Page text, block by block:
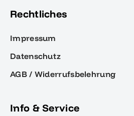
Rechtliches
Impressum
Datenschutz
AGB / Widerrufsbelehrung
Info & Service